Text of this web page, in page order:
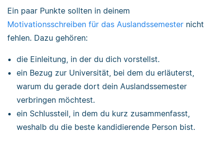
Ein paar Punkte sollten in deinem
Motivationsschreiben für das Auslandssemester nicht
fehlen. Dazu gehören:
die Einleitung, in der du dich vorstellst.
ein Bezug zur Universität, bei dem du erläuterst,
warum du gerade dort dein Auslandssemester
verbringen möchtest.
ein Schlussteil, in dem du kurz zusammenfasst,
weshalb du die beste kandidierende Person bist.